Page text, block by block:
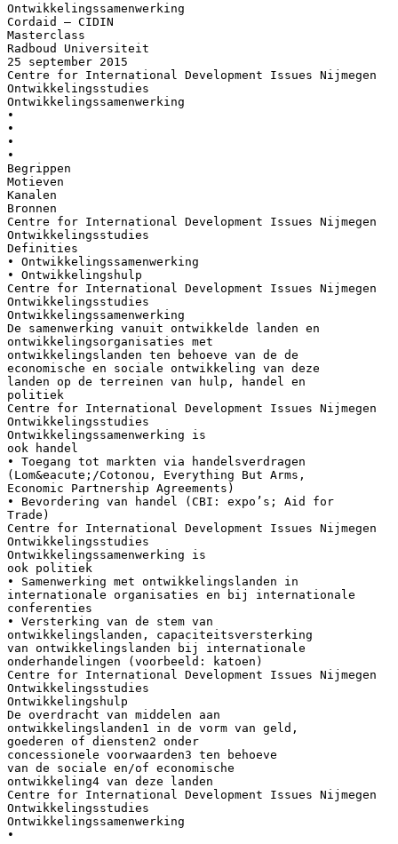
Ontwikkelingssamenwerking
Cordaid – CIDIN
Masterclass
Radboud Universiteit
25 september 2015
Centre for International Development Issues Nijmegen
Ontwikkelingsstudies
Ontwikkelingssamenwerking
•
•
•
•
Begrippen
Motieven
Kanalen
Bronnen
Centre for International Development Issues Nijmegen
Ontwikkelingsstudies
Definities
• Ontwikkelingssamenwerking
• Ontwikkelingshulp
Centre for International Development Issues Nijmegen
Ontwikkelingsstudies
Ontwikkelingssamenwerking
De samenwerking vanuit ontwikkelde landen en
ontwikkelingsorganisaties met
ontwikkelingslanden ten behoeve van de de
economische en sociale ontwikkeling van deze
landen op de terreinen van hulp, handel en
politiek
Centre for International Development Issues Nijmegen
Ontwikkelingsstudies
Ontwikkelingssamenwerking is
ook handel
• Toegang tot markten via handelsverdragen
(Lom&eacute;/Cotonou, Everything But Arms,
Economic Partnership Agreements)
• Bevordering van handel (CBI: expo’s; Aid for
Trade)
Centre for International Development Issues Nijmegen
Ontwikkelingsstudies
Ontwikkelingssamenwerking is
ook politiek
• Samenwerking met ontwikkelingslanden in
internationale organisaties en bij internationale
conferenties
• Versterking van de stem van
ontwikkelingslanden, capaciteitsversterking
van ontwikkelingslanden bij internationale
onderhandelingen (voorbeeld: katoen)
Centre for International Development Issues Nijmegen
Ontwikkelingsstudies
Ontwikkelingshulp
De overdracht van middelen aan
ontwikkelingslanden1 in de vorm van geld,
goederen of diensten2 onder
concessionele voorwaarden3 ten behoeve
van de sociale en/of economische
ontwikkeling4 van deze landen
Centre for International Development Issues Nijmegen
Ontwikkelingsstudies
Ontwikkelingssamenwerking
•